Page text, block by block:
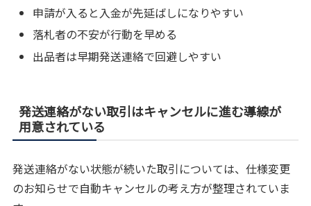
申請が入ると入金が先延ばしになりやすい
落札者の不安が行動を早める
出品者は早期発送連絡で回避しやすい
発送連絡がない取引はキャンセルに進む導線が
用意されている
発送連絡がない状態が続いた取引については、仕様変更
のお知らせで自動キャンセルの考え方が整理されていま